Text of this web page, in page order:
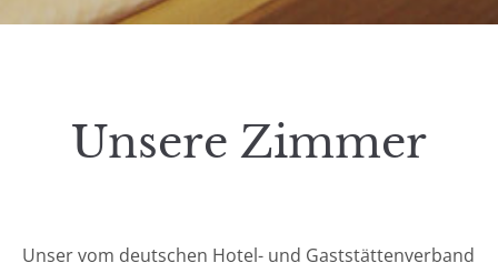
Unsere Zimmer
Unser vom deutschen Hotel- und Gaststättenverband